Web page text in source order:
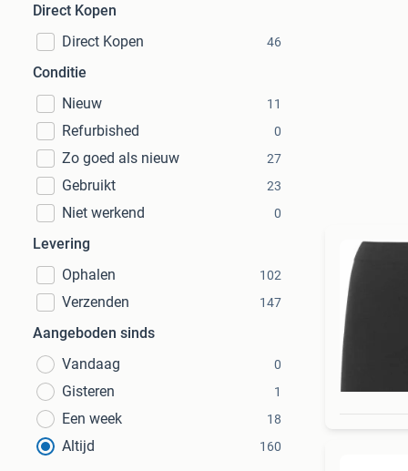
Direct Kopen
Direct Kopen
46
Conditie
Nieuw
11
Refurbished 0
Zo goed als nieuw 27
Gebruikt 23
Niet werkend 0
Levering
Ophalen
102
Verzenden 147
Aangeboden sinds
Vandaag
0
Gisteren 1
Een week 18
Altijd 160